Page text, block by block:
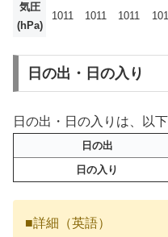
気圧
(hPa)
1011 1011 1011
日の出・日の入り
日の出・日の入りは、以
日の出
日の入り
■詳細（英語）